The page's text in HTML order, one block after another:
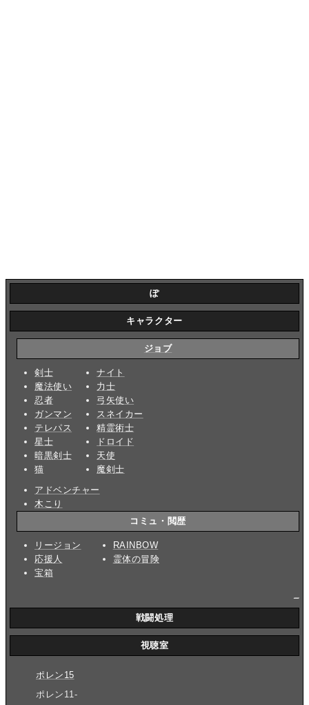
ぽ
キャラクター
ジョブ
剣士
魔法使い
忍者
ガンマン
テレパス
星士
暗黒剣士
猫
ナイト
力士
弓矢使い
スネイカー
精霊術士
ドロイド
天使
魔剣士
アドベンチャー
木こり
コミュ・閲歴
リージョン
応援人
宝箱
RAINBOW
霊体の冒険
戦闘処理
視聴室
ポレン15
ポレン11-